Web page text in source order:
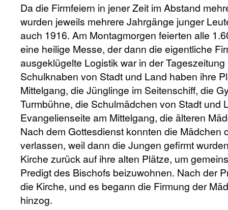
Da die Firmfeiern in jener Zeit im Abstand
wurden jeweils mehrere Jahrgänge junger
auch 1916. Am Montagmorgen feierten alle
eine heilige Messe, der dann die eigentliche
ausgeklügelte Logistik war in der Tageszeitung
Schulknaben von Stadt und Land haben ihre
Mittelgang, die Jünglinge im Seitenschiff, die
Turmbühne, die Schulmädchen von Stadt und
Evangelienseite am Mittelgang, die älteren
Nach dem Gottesdienst konnten die Mädchen
verlassen, weil dann die Jungen gefirmt
Kirche zurück auf ihre alten Plätze, um
Predigt des Bischofs beizuwohnen. Nach der
die Kirche, und es begann die Firmung der
hinzog.